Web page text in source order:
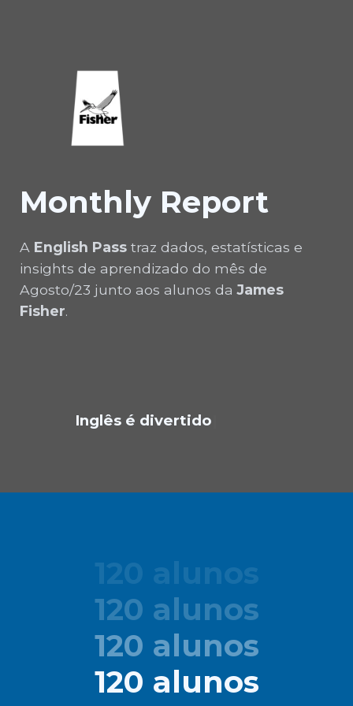
Monthly Report
A English Pass traz dados, estatísticas e
insights de aprendizado do mês de
Agosto/23 junto aos alunos daJames
Fisher.
Inglês é divertido
120 alunos
120 alunos
120 alunos